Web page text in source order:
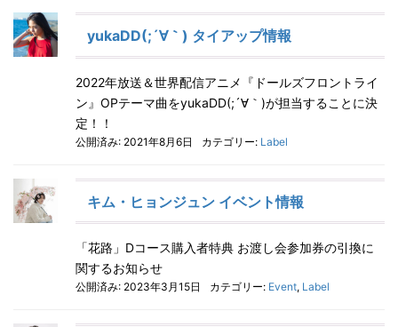
yukaDD(;´∀｀) タイアップ情報
2022年放送＆世界配信アニメ『ドールズフロントライ
ン』OPテーマ曲をyukaDD(;´∀｀)が担当することに決
定！！
公開済み: 2021年8月6日 カテゴリー: Label
キム・ヒョンジュン イベント情報
「花路」Dコース購入者特典 お渡し会参加券の引換に
関するお知らせ
公開済み: 2023年3月15日 カテゴリー: Event, Label